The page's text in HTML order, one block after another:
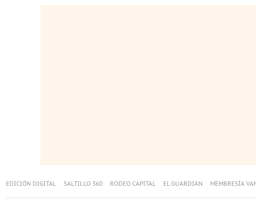
EDICIÓN DIGITAL SALTILLO 360 RODEO CAPITAL EL GUARDIÁN MEMBRESÍA